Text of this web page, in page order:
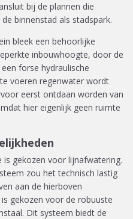
bij de plannen die
binnenstad als stadspark.
bleek een behoorlijke
inbouwhoogte, door de
forse hydraulische
voeren regenwater wordt
eerst ontdaan worden van
hier eigenlijk geen ruimte
is gekozen voor lijnafwatering.
zou het technisch lastig
aan de hierboven
gekozen voor de robuuste
Dit systeem biedt de